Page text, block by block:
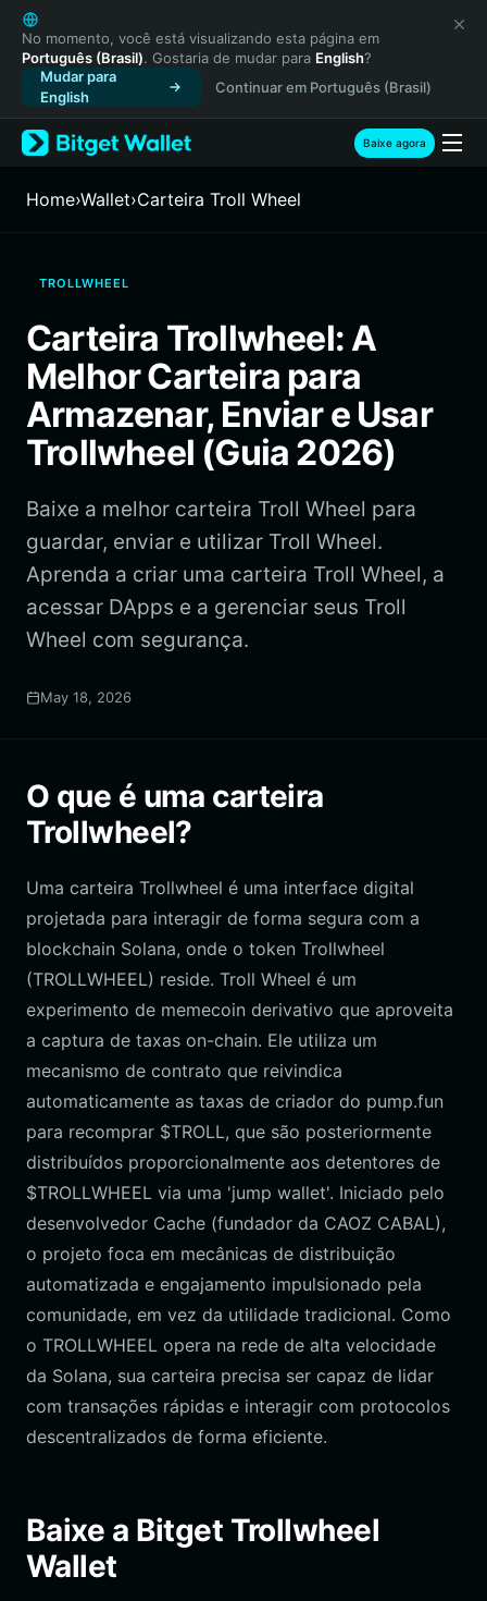
English
日本語
Tiếng Việt
Русский
Español (Latinoamérica)
Türkçe
Français
繁體中文
Bahasa Indonesia
ภาษาไทย
Español
Português (Brasil)
No momento, você está visualizando esta página em
Português (Brasil). Gostaria de mudar para English?
Mudar para
English
Continuar em Português (Brasil)
Baixe agora
Home›Wallet›Carteira Troll Wheel
TROLLWHEEL
Carteira Trollwheel: A
Melhor Carteira para
Armazenar, Enviar e Usar
Trollwheel (Guia 2026)
Baixe a melhor carteira Troll Wheel para
guardar, enviar e utilizar Troll Wheel.
Aprenda a criar uma carteira Troll Wheel, a
acessar DApps e a gerenciar seus Troll
Wheel com segurança.
May 18, 2026
O que é uma carteira
Trollwheel?
Uma carteira Trollwheel é uma interface digital
projetada para interagir de forma segura com a
blockchain Solana, onde o token Trollwheel
(TROLLWHEEL) reside. Troll Wheel é um
experimento de memecoin derivativo que aproveita
a captura de taxas on-chain. Ele utiliza um
mecanismo de contrato que reivindica
automaticamente as taxas de criador do pump.fun
para recomprar $TROLL, que são posteriormente
distribuídos proporcionalmente aos detentores de
$TROLLWHEEL via uma 'jump wallet'. Iniciado pelo
desenvolvedor Cache (fundador da CAOZ CABAL),
o projeto foca em mecânicas de distribuição
automatizada e engajamento impulsionado pela
comunidade, em vez da utilidade tradicional. Como
o TROLLWHEEL opera na rede de alta velocidade
da Solana, sua carteira precisa ser capaz de lidar
com transações rápidas e interagir com protocolos
descentralizados de forma eficiente.
Baixe a Bitget Trollwheel
Wallet